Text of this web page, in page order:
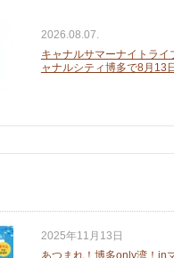
2026.08.07.
キャナルサマーナイトライ
ャナルシティ博多で8月13
2025年11月13日
あつまれ！博多only湾！in